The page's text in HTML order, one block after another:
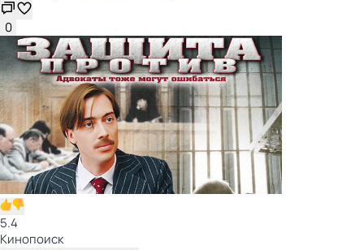
0
5.4
Кинопоиск